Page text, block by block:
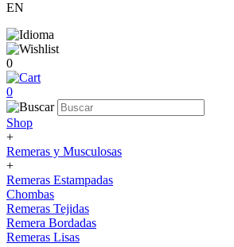
EN
0
0
Shop
+
Remeras y Musculosas
+
Remeras Estampadas
Chombas
Remeras Tejidas
Remera Bordadas
Remeras Lisas